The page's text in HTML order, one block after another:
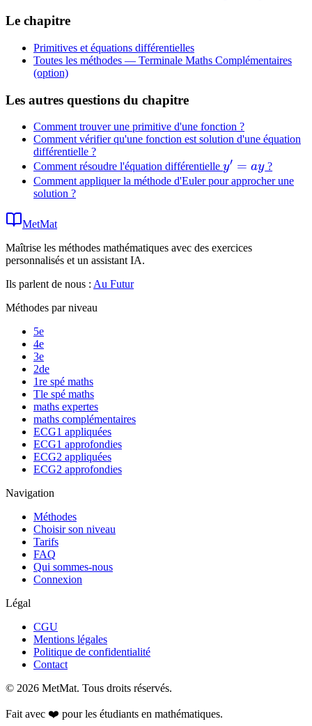
Le chapitre
Primitives et équations différentielles
Toutes les méthodes — Terminale Maths Complémentaires
(option)
Les autres questions du chapitre
Comment trouver une primitive d'une fonction ?
Comment vérifier qu'une fonction est solution d'une équation
différentielle ?
Comment résoudre l'équation différentielle y'=ay
y′ = ay ?
Comment appliquer la méthode d'Euler pour approcher une
solution ?
MetMat
Maîtrise les méthodes mathématiques avec des exercices
personnalisés et un assistant IA.
Ils parlent de nous : Au Futur
Méthodes par niveau
5e
4e
3e
2de
1re spé maths
Tle spé maths
maths expertes
maths complémentaires
ECG1 appliquées
ECG1 approfondies
ECG2 appliquées
ECG2 approfondies
Navigation
Méthodes
Choisir son niveau
Tarifs
FAQ
Qui sommes-nous
Connexion
Légal
CGU
Mentions légales
Politique de confidentialité
Contact
© 2026 MetMat. Tous droits réservés.
Fait avec ❤️ pour les étudiants en mathématiques.